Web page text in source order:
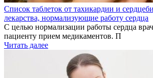
Список таблеток от тахикардии и
лекарства, нормализующие работу сердца
С целью нормализации работы сердца
пациенту прием медикаментов. П
Читать далее